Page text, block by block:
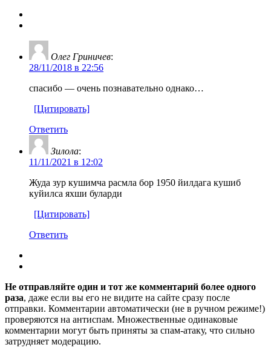
Олег Гриничев:
28/11/2018 в 22:56
спасибо — очень познавательно однако…
[Цитировать]
Ответить
Зилола:
11/11/2021 в 12:02
Жуда зур кушимча расмла бор 1950 йилдага кушиб
куйилса яхши буларди
[Цитировать]
Ответить
Не отправляйте один и тот же комментарий более одного
раза, даже если вы его не видите на сайте сразу после
отправки. Комментарии автоматически (не в ручном режиме!)
проверяются на антиспам. Множественные одинаковые
комментарии могут быть приняты за спам-атаку, что сильно
затрудняет модерацию.